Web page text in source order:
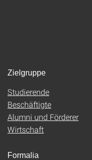
Zielgruppe
Studierende
Beschäftigte
Alumni und Förderer
Wirtschaft
Formalia